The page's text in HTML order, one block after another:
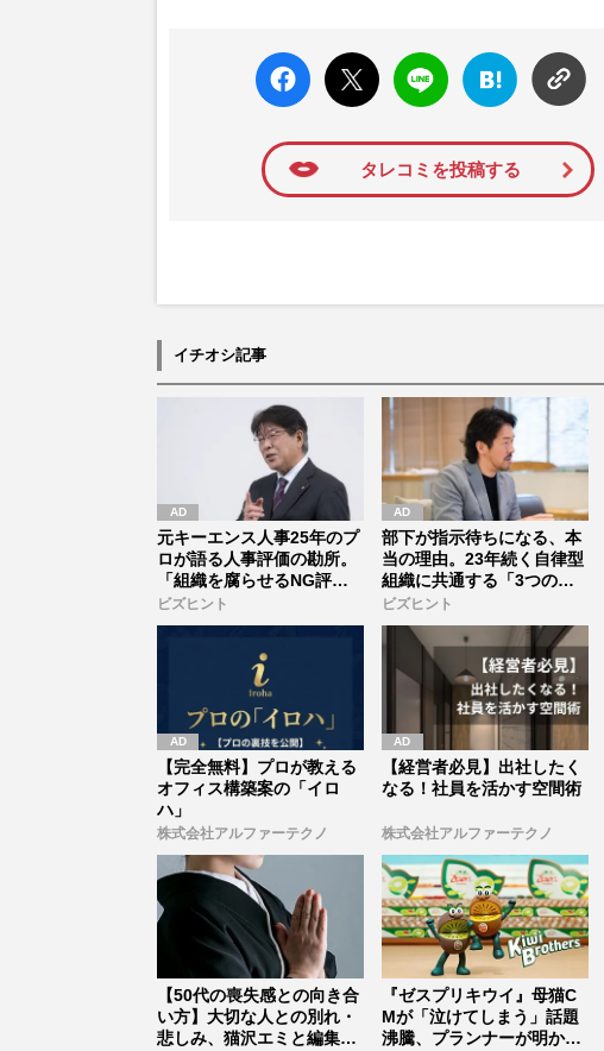
faceboo
k いい
ね
X ポス
ト
LINE
はてな
ブック
マーク
タレコミを投稿する
イチオシ記事
元キーエンス人事25年のプ
ロが語る人事評価の勘所。
「組織を腐らせるNG評
価」とは...
ビズヒント
部下が指示待ちになる、本
当の理由。23年続く自律型
組織に共通する「3つの要
素」
ビズヒント
【完全無料】プロが教える
オフィス構築案の「イロ
ハ」
株式会社アルファーテクノ
【経営者必見】出社したく
なる！社員を活かす空間術
株式会社アルファーテクノ
【50代の喪失感との向き合
い方】大切な人との別れ・
悲しみ、猫沢エミと編集
『ゼスプリキウイ』母猫C
Mが「泣けてしまう」話題
沸騰、プランナーが明かし